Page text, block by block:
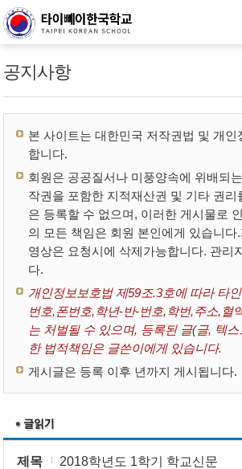
공지사항
본 사이트는 대한민국 저작권법 및 개인
합니다.
회원은 공공질서나 미풍양속에 위배되
작권을 포함한 지적재산권 및 기타 권리
은 등록할 수 없으며, 이러한 게시물로
의 모든 책임은 회원 본인에게 있습니다
영상은 요청시에 삭제가능합니다. 관리
다.
개인정보보호법 제59조.3호에 따라 타
번호,폰번호,학년-반-번호,학번,주소,혈
는 처벌될 수 있으며, 등록된 글(글, 텍
한 법적책임은 글쓴이에게 있습니다.
게시글은 등록 이후 년까지 게시됩니다.
제목 2018학년도 1학기 학교신문